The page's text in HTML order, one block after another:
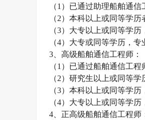
（1 ）已通过助理船舶通信
（2）本科以上或同等学历
（3）大专以上或同等学历
（4）大专或同等学历，专
3 、高级船舶通信工程师：
（1 ）已通过船舶通信工程
（2）研究生以上或同等学
（3）本科以上或同等学历
（4）大专以上或同等学历
4 、正高级船舶通信工程师